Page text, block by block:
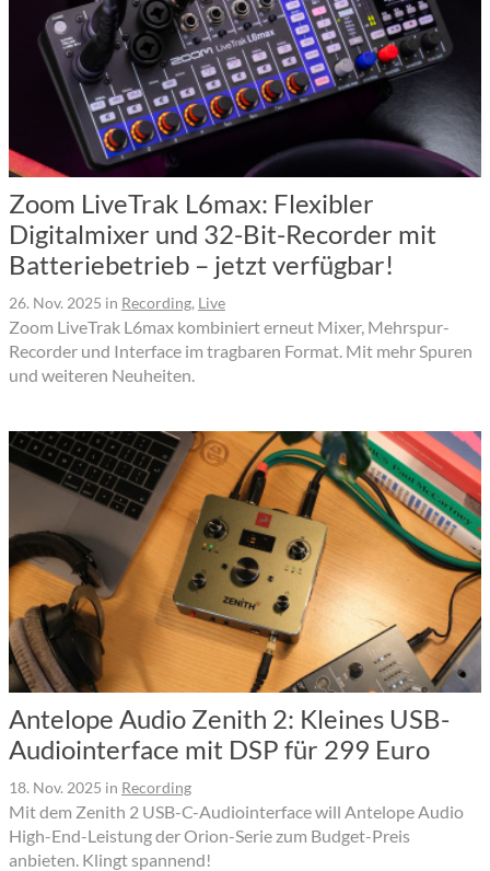
Zoom LiveTrak L6max: Flexibler
Digitalmixer und 32-Bit-Recorder mit
Batteriebetrieb – jetzt verfügbar!
26. Nov. 2025 in Recording, Live
Zoom LiveTrak L6max kombiniert erneut Mixer, Mehrspur-
Recorder und Interface im tragbaren Format. Mit mehr Spuren
und weiteren Neuheiten.
Antelope Audio Zenith 2: Kleines USB-
Audiointerface mit DSP für 299 Euro
18. Nov. 2025 in Recording
Mit dem Zenith 2 USB-C-Audiointerface will Antelope Audio
High-End-Leistung der Orion-Serie zum Budget-Preis
anbieten. Klingt spannend!